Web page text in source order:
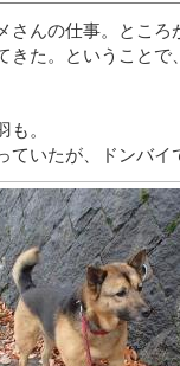
んの仕事。ところ
きた。ということ
。
いたが、ドンバイ